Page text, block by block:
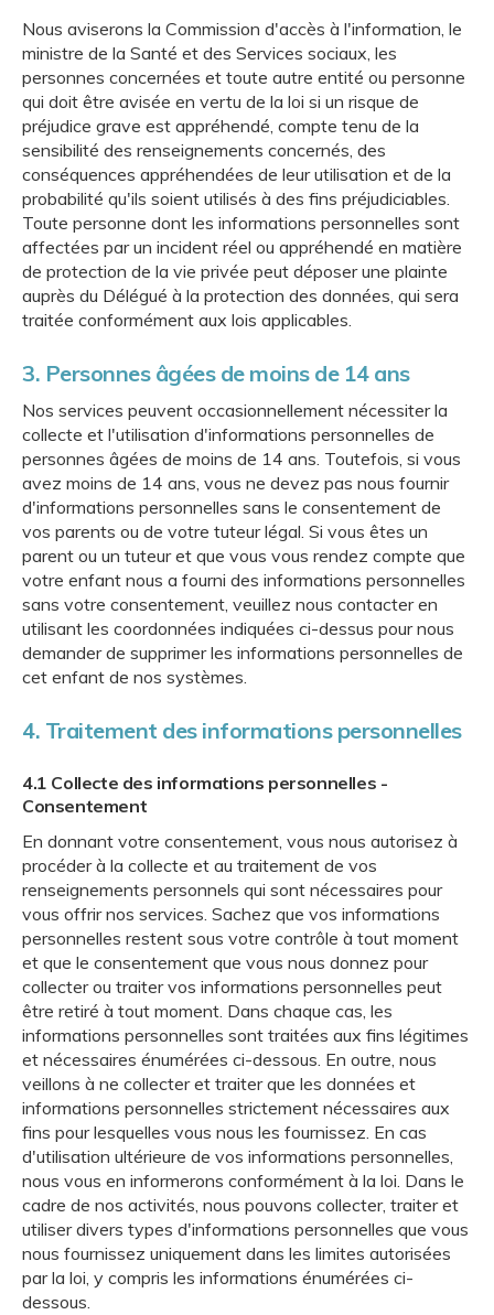
Nous aviserons la Commission d'accès à l'information, le
ministre de la Santé et des Services sociaux, les
personnes concernées et toute autre entité ou personne
qui doit être avisée en vertu de la loi si un risque de
préjudice grave est appréhendé, compte tenu de la
sensibilité des renseignements concernés, des
conséquences appréhendées de leur utilisation et de la
probabilité qu'ils soient utilisés à des fins préjudiciables.
Toute personne dont les informations personnelles sont
affectées par un incident réel ou appréhendé en matière
de protection de la vie privée peut déposer une plainte
auprès du Délégué à la protection des données, qui sera
traitée conformément aux lois applicables.
3. Personnes âgées de moins de 14 ans
Nos services peuvent occasionnellement nécessiter la
collecte et l'utilisation d'informations personnelles de
personnes âgées de moins de 14 ans. Toutefois, si vous
avez moins de 14 ans, vous ne devez pas nous fournir
d'informations personnelles sans le consentement de
vos parents ou de votre tuteur légal. Si vous êtes un
parent ou un tuteur et que vous vous rendez compte que
votre enfant nous a fourni des informations personnelles
sans votre consentement, veuillez nous contacter en
utilisant les coordonnées indiquées ci-dessus pour nous
demander de supprimer les informations personnelles de
cet enfant de nos systèmes.
4. Traitement des informations personnelles
4.1 Collecte des informations personnelles -
Consentement
En donnant votre consentement, vous nous autorisez à
procéder à la collecte et au traitement de vos
renseignements personnels qui sont nécessaires pour
vous offrir nos services. Sachez que vos informations
personnelles restent sous votre contrôle à tout moment
et que le consentement que vous nous donnez pour
collecter ou traiter vos informations personnelles peut
être retiré à tout moment. Dans chaque cas, les
informations personnelles sont traitées aux fins légitimes
et nécessaires énumérées ci-dessous. En outre, nous
veillons à ne collecter et traiter que les données et
informations personnelles strictement nécessaires aux
fins pour lesquelles vous nous les fournissez. En cas
d'utilisation ultérieure de vos informations personnelles,
nous vous en informerons conformément à la loi. Dans le
cadre de nos activités, nous pouvons collecter, traiter et
utiliser divers types d'informations personnelles que vous
nous fournissez uniquement dans les limites autorisées
par la loi, y compris les informations énumérées ci-
dessous.